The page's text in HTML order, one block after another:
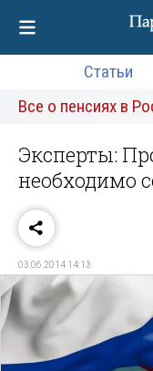
Статьи
Все о пенсиях в
Эксперты:
необходимо
03.06.2014 14:13